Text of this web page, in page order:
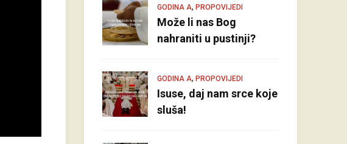
GODINA A, PROPOVIJEDI
Može li nas Bog
nahraniti u pustinji?
GODINA A, PROPOVIJEDI
Isuse, daj nam srce koje
sluša!